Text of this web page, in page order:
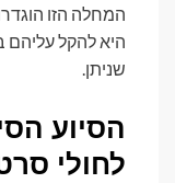
המחלה הזו
היא להקל עליהם
שניתן.
הסיוע
לחולי